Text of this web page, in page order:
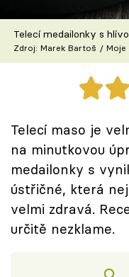
Recepty z TV
Speciál: Cuketa
Těhotnej kuchař
Sledujte prima+
Přihlášení
Sledujte nás
Telecí medailonky s
Zdroj: Marek Bartoš / Moje
Telecí maso je
na minutkovou
medailonky s
ústřičné, která
velmi zdravá.
určitě nezklame.